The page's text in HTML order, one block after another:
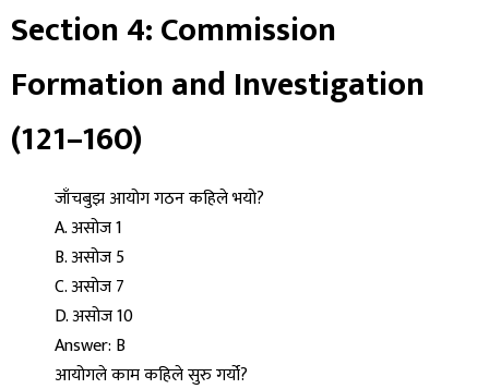
Section 4: Commission
Formation and Investigation
(121–160)
जाँचबुझ आयोग गठन कहिले भयो?
A. असोज 1
B. असोज 5
C. असोज 7
D. असोज 10
Answer: B
आयोगले काम कहिले सुरु गर्यो?